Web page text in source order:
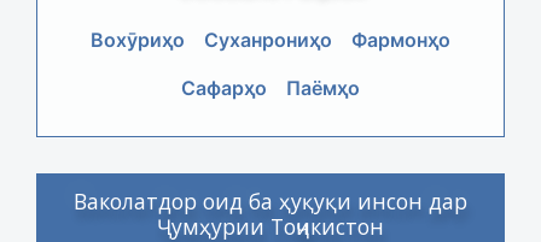
Вохӯриҳо Суханрониҳо
Фармонҳо
Сафарҳо
Паёмҳо
Ваколатдор оид ба ҳуқуқи инсон дар
Ҷумҳурии Тоҷикистон